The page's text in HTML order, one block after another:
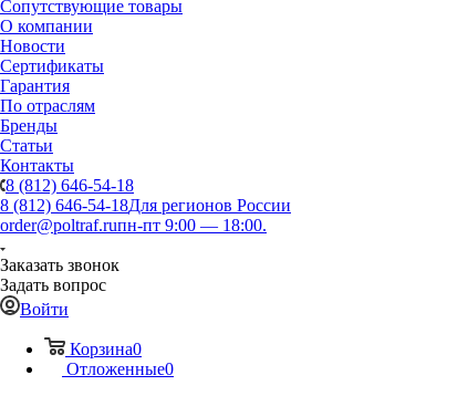
Сопутствующие товары
О компании
Новости
Сертификаты
Гарантия
По отраслям
Бренды
Статьи
Контакты
8 (812) 646-54-18
8 (812) 646-54-18Для регионов России
order@poltraf.ruпн-пт 9:00 — 18:00.
Заказать звонок
Задать вопрос
Войти
Корзина0
Отложенные0